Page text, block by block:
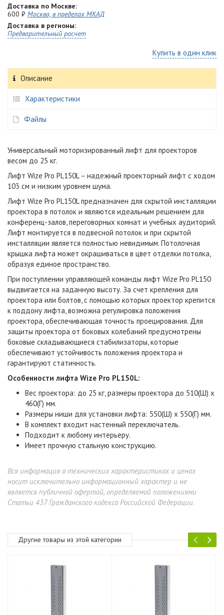
Доставка по Москве:
600 ₽ Москва, в пределах МКАД
Доставка в регионы:
Предварительный расчет
Купить в один клик
Описание
Характеристики
Файлы
Универсальный моторизированный лифт для проекторов
весом до 25 кг.
Лифт Wize Pro PL150L – надежный проекторный лифт с ходом
103 см и низким уровнем шума.
Лифт Wize Pro PL150L предназначен для скрытой инсталляции
проектора в потолок и являются идеальным решением для
конференц-залов, переговорных комнат и учебных аудиторий.
Лифт монтируется в подвесной потолок и при скрытой
инсталляции является полностью невидимым. Потолочная
крышка лифта может окрашиваться в цвет отделки потолка,
образуя единое пространство.
При поступлении управляющей команды лифт Wize Pro PL150
выдвигается на заданную высоту. За счет крепления для
проектора или болтов, с помощью которых проектор крепится
к поддону лифта, возможна регулировка положения
проектора, обеспечивающая точность проецирования. Для
защиты проектора от боковых колебаний предусмотрены
боковые складывающиеся стабилизаторы, которые
обеспечивают устойчивость положения проектора и
гарантируют статичность.
Особенности лифта Wize Pro PL150L:
Вес проектора: до 25 кг, размеры проектора до 510(Ш) x
460(Г) мм.
Размеры ниши для установки лифта: 550(Ш) x 550(Г) мм.
В комплект входит настенный переключатель.
Подходит к любому интерьеру.
Имеет прочную стальную конструкцию.
Вся информация о технических характеристиках и ценах
носит исключительно информационный характер и не
является публичной офертой, определяемой положениями
Статьи 437 Гражданского кодекса Российской Федерации.
Другие товары из этой категории